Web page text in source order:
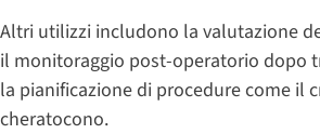
Altri utilizzi includono la valutazione
il monitoraggio post-operatorio dopo
la pianificazione di procedure come il
cheratocono.